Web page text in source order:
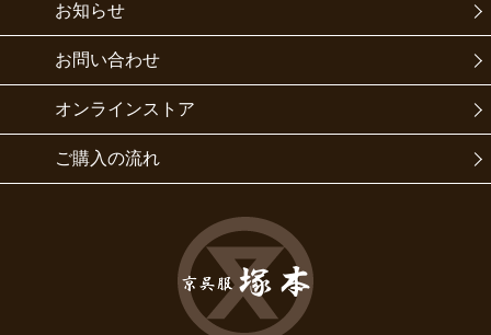
お知らせ
お問い合わせ
オンラインストア
ご購入の流れ